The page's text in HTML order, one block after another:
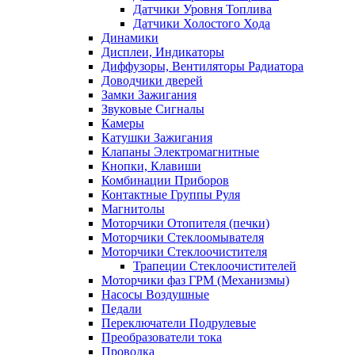
Датчики Уровня Топлива
Датчики Холостого Хода
Динамики
Дисплеи, Индикаторы
Диффузоры, Вентиляторы Радиатора
Доводчики дверей
Замки Зажигания
Звуковые Сигналы
Камеры
Катушки Зажигания
Клапаны Электромагнитные
Кнопки, Клавиши
Комбинации Приборов
Контактные Группы Руля
Магнитолы
Моторчики Отопителя (печки)
Моторчики Стеклоомывателя
Моторчики Стеклоочистителя
Трапеции Стеклоочистителей
Моторчики фаз ГРМ (Механизмы)
Насосы Воздушные
Педали
Переключатели Подрулевые
Преобразователи тока
Проводка